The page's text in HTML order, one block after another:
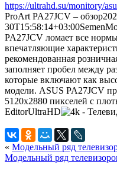
https://ultrahd.su/monitory/
ProArt PA27JCV – обзор
30T15:58:14+03:00Semen
PA27JCV ломает все
впечатляющие
рекомендованная
заполняет пробел между
которые включают как
модели. ASUS PA27JCV
5120x2880 пикселей с
EditorUltraHD
« Модельный ряд
Модельный ряд